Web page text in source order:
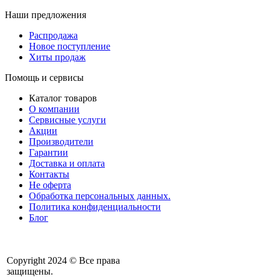
Наши предложения
Распродажа
Новое поступление
Хиты продаж
Помощь и сервисы
Каталог товаров
О компании
Сервисные услуги
Акции
Производители
Гарантии
Доставка и оплата
Контакты
Не оферта
Обработка персональных данных.
Политика конфиденциальности
Блог
Copyright 2024 © Все права
защищены.